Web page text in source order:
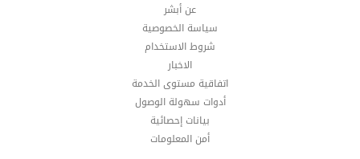
عن أبشر
سياسة الخصوصية
شروط الاستخدام
الاخبار
اتفاقية مستوى الخدمة
أدوات سهولة الوصول
بيانات إحصائية
أمن المعلومات